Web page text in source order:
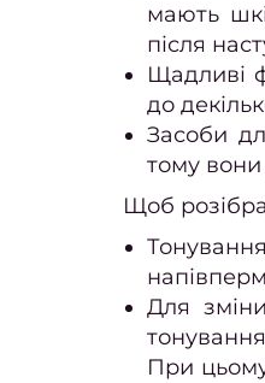
мають
після
Щадливі
до
Засоби
тому вони
Щоб
Для
При